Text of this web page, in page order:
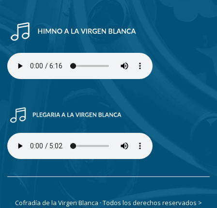
Cofradía de la Virgen Blanca · Todos los derechos reservados >